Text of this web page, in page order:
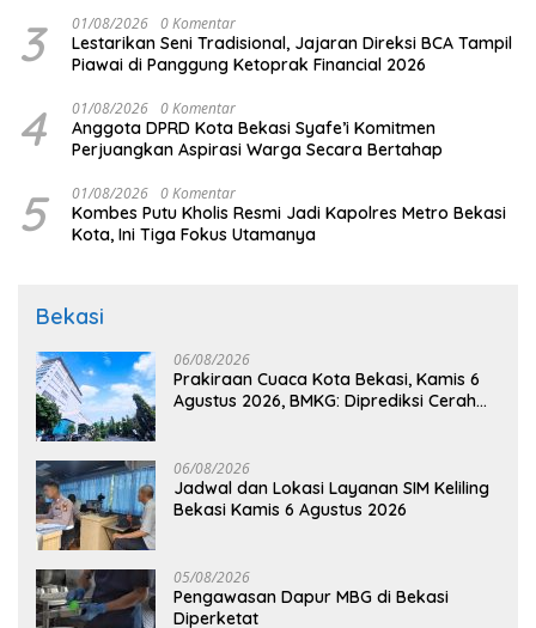
3 01/08/2026 0 Komentar
Lestarikan Seni Tradisional, Jajaran Direksi BCA Tampil
Piawai di Panggung Ketoprak Financial 2026
4 01/08/2026 0 Komentar
Anggota DPRD Kota Bekasi Syafe’i Komitmen
Perjuangkan Aspirasi Warga Secara Bertahap
5 01/08/2026 0 Komentar
Kombes Putu Kholis Resmi Jadi Kapolres Metro Bekasi
Kota, Ini Tiga Fokus Utamanya
Bekasi
06/08/2026
Prakiraan Cuaca Kota Bekasi, Kamis 6
Agustus 2026, BMKG: Diprediksi Cerah
06/08/2026
Jadwal dan Lokasi Layanan SIM Keliling
Bekasi Kamis 6 Agustus 2026
05/08/2026
Pengawasan Dapur MBG di Bekasi
Diperketat